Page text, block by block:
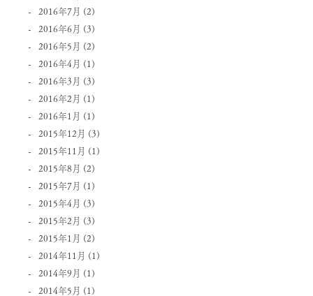
2016年7月 (2)
2016年6月 (3)
2016年5月 (2)
2016年4月 (1)
2016年3月 (3)
2016年2月 (1)
2016年1月 (1)
2015年12月 (3)
2015年11月 (1)
2015年8月 (2)
2015年7月 (1)
2015年4月 (3)
2015年2月 (3)
2015年1月 (2)
2014年11月 (1)
2014年9月 (1)
2014年5月 (1)